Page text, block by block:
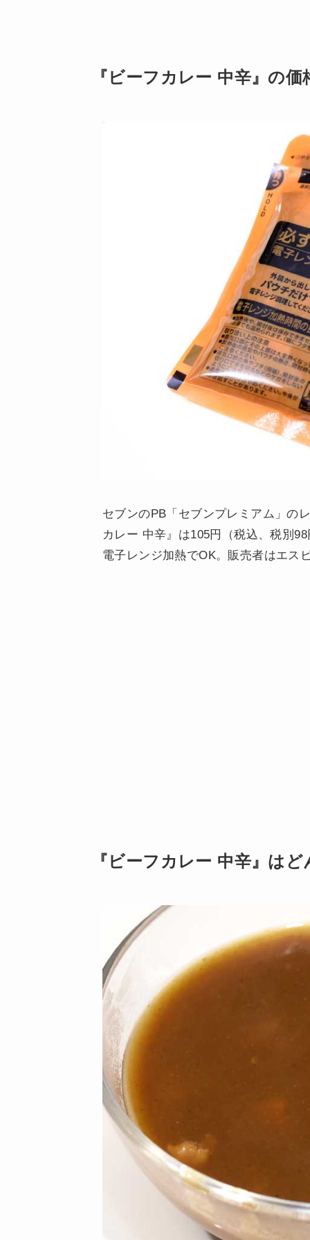
『ビーフカレー 中辛』の価
セブンのPB「セブンプレミアム」の
カレー 中辛』は105円（税込、税別
電子レンジ加熱でOK。販売者はエス
『ビーフカレー 中辛』は